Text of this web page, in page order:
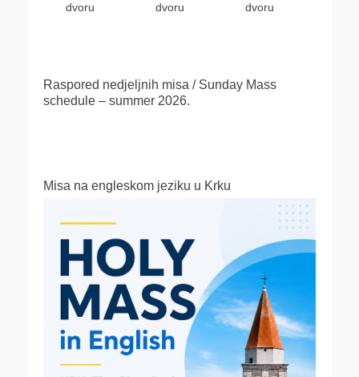
dvoru
dvoru
dvoru
Raspored nedjeljnih misa / Sunday Mass
schedule – summer 2026.
Misa na engleskom jeziku u Krku